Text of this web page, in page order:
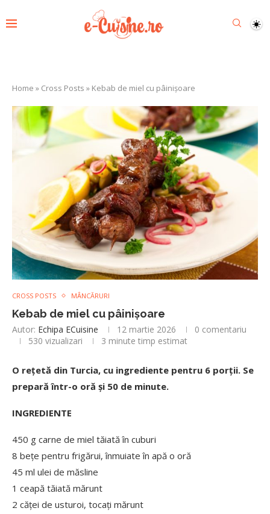
Home » Cross Posts » Kebab de miel cu pâinișoare
CROSS POSTS MÂNCĂRURI
Kebab de miel cu pâinișoare
Autor: Echipa ECuisine 12 martie 2026
0 comentariu
530 vizualizari 3 minute timp estimat
O rețetă din Turcia, cu ingrediente pentru 6 porții. Se
prepară într-o oră și 50 de minute.
INGREDIENTE
450 g carne de miel tăiată în cuburi
8 bețe pentru frigărui, înmuiate în apă o oră
45 ml ulei de măsline
1 ceapă tăiată mărunt
2 căței de usturoi, tocați mărunt